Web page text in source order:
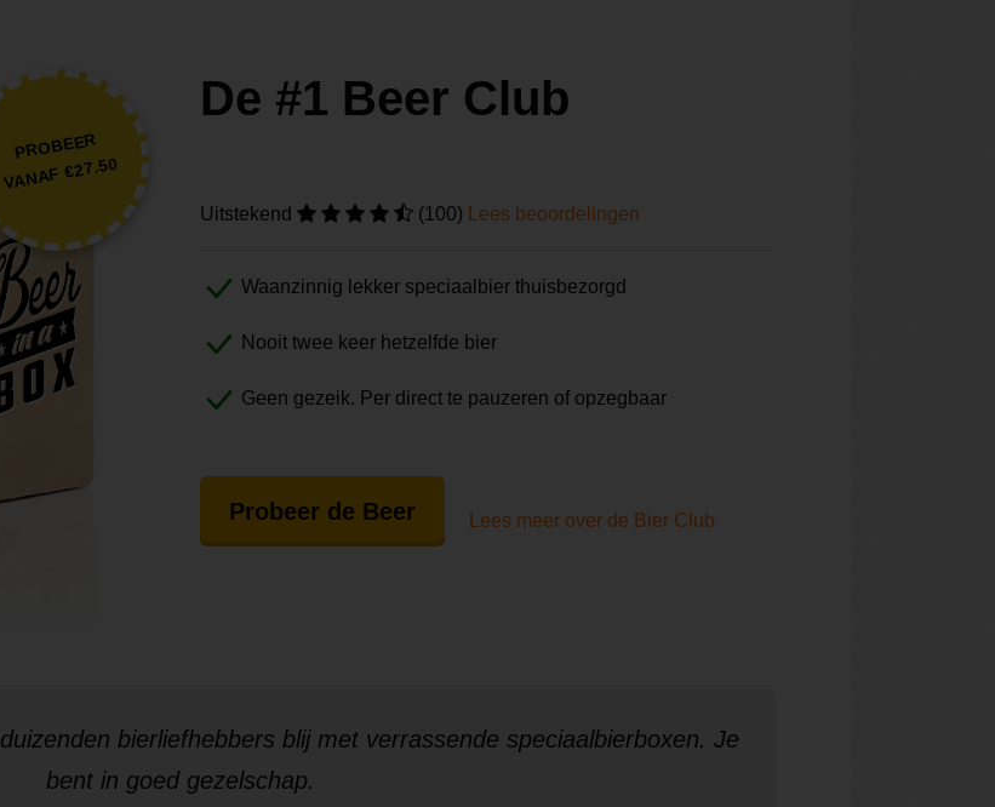
PROBEER
VANAF €27.50
De #1 Beer Club
Uitstekend (100) Lees beoordelingen
Waanzinnig lekker speciaalbier thuisbezorgd
Nooit twee keer hetzelfde bier
Geen gezeik. Per direct te pauzeren of opzegbaar
Probeer de Beer Lees meer over de Bier Club
duizenden bierliefhebbers blij met verrassende speciaalbierboxen. Je
bent in goed gezelschap.